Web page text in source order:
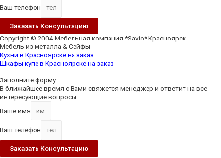
Ваш телефон
Заказать Консультацию
Copyright © 2004 Мебельная компания *Savio* Красноярск -
Мебель из металла & Сейфы
Кухни в Красноярске на заказ
Шкафы купе в Красноярске на заказ
Up
Заполните форму
В ближайшее время с Вами свяжется менеджер и ответит на все
интересующие вопросы
Ваше имя
Ваш телефон
Заказать Консультацию